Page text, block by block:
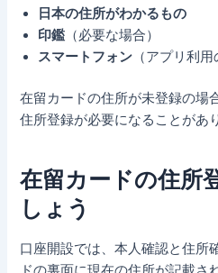
日本の住所がわかるもの
印鑑 （必要な場合）
スマートフォン （アプリ利用
在留カードの住所が未登録の場
住所登録が必要になることがあ
在留カードの住所
しょう
口座開設では、本人確認と住所